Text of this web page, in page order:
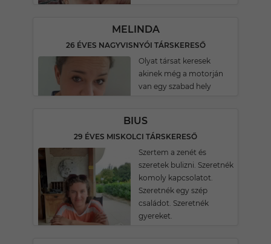
MELINDA
26 ÉVES NAGYVISNYÓI TÁRSKERESŐ
Olyat társat keresek
akinek még a motorján
van egy szabad hely
BIUS
29 ÉVES MISKOLCI TÁRSKERESŐ
Szertem a zenét és
szeretek bulizni. Szeretnék
komoly kapcsolatot.
Szeretnék egy szép
családot. Szeretnék
gyereket.